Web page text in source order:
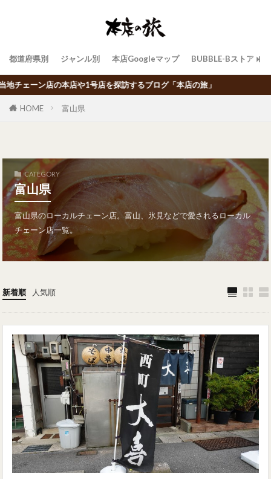
都道府県別 ジャンル別 本店Googleマップ BUBBLE-Bストア
の本店や1号店を探訪するブログ「本店の旅」
HOME 富山県
CATEGORY
富山県
富山県のローカルチェーン店。富山、氷見などで愛されるローカル
チェーン店一覧。
新着順 人気順